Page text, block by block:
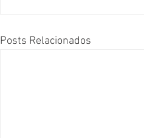
Posts Relacionados